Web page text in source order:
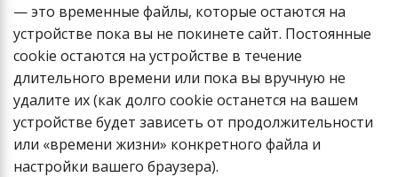
— это временные файлы, которые остаются на
устройстве пока вы не покинете сайт. Постоянные
cookie остаются на устройстве в течение
длительного времени или пока вы вручную не
удалите их (как долго cookie останется на вашем
устройстве будет зависеть от продолжительности
или «времени жизни» конкретного файла и
настройки вашего браузера).